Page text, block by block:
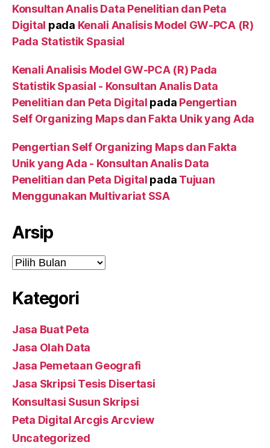
Konsultan Analis Data Penelitian dan Peta
Digital pada Kenali Analisis Model GW-PCA (R)
Pada Statistik Spasial
Kenali Analisis Model GW-PCA (R) Pada
Statistik Spasial - Konsultan Analis Data
Penelitian dan Peta Digital pada Pengertian
Self Organizing Maps dan Fakta Unik yang Ada
Pengertian Self Organizing Maps dan Fakta
Unik yang Ada - Konsultan Analis Data
Penelitian dan Peta Digital pada Tujuan
Menggunakan Multivariat SSA
Arsip
Arsip
Kategori
Jasa Buat Peta
Jasa Olah Data
Jasa Pemetaan Geografi
Jasa Skripsi Tesis Disertasi
Konsultasi Susun Skripsi
Peta Digital Arcgis Arcview
Uncategorized